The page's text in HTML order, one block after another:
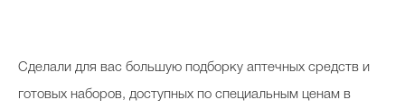
Папа может
Сделали для вас большую подборку аптечных средств и
готовых наборов, доступных по специальным ценам в